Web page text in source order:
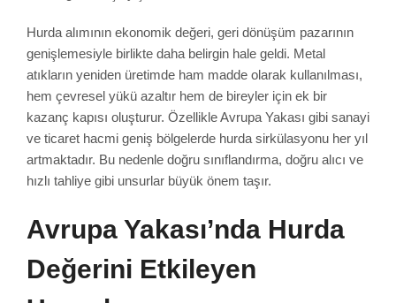
Hurda alımının ekonomik değeri, geri dönüşüm pazarının
genişlemesiyle birlikte daha belirgin hale geldi. Metal
atıkların yeniden üretimde ham madde olarak kullanılması,
hem çevresel yükü azaltır hem de bireyler için ek bir
kazanç kapısı oluşturur. Özellikle Avrupa Yakası gibi sanayi
ve ticaret hacmi geniş bölgelerde hurda sirkülasyonu her yıl
artmaktadır. Bu nedenle doğru sınıflandırma, doğru alıcı ve
hızlı tahliye gibi unsurlar büyük önem taşır.
Avrupa Yakası’nda Hurda
Değerini Etkileyen